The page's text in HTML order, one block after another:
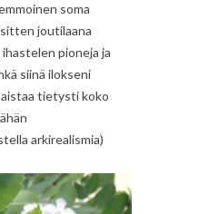
soma
joutilaana
pioneja ja
siinä ilokseni
tietysti koko
arkirealismia)